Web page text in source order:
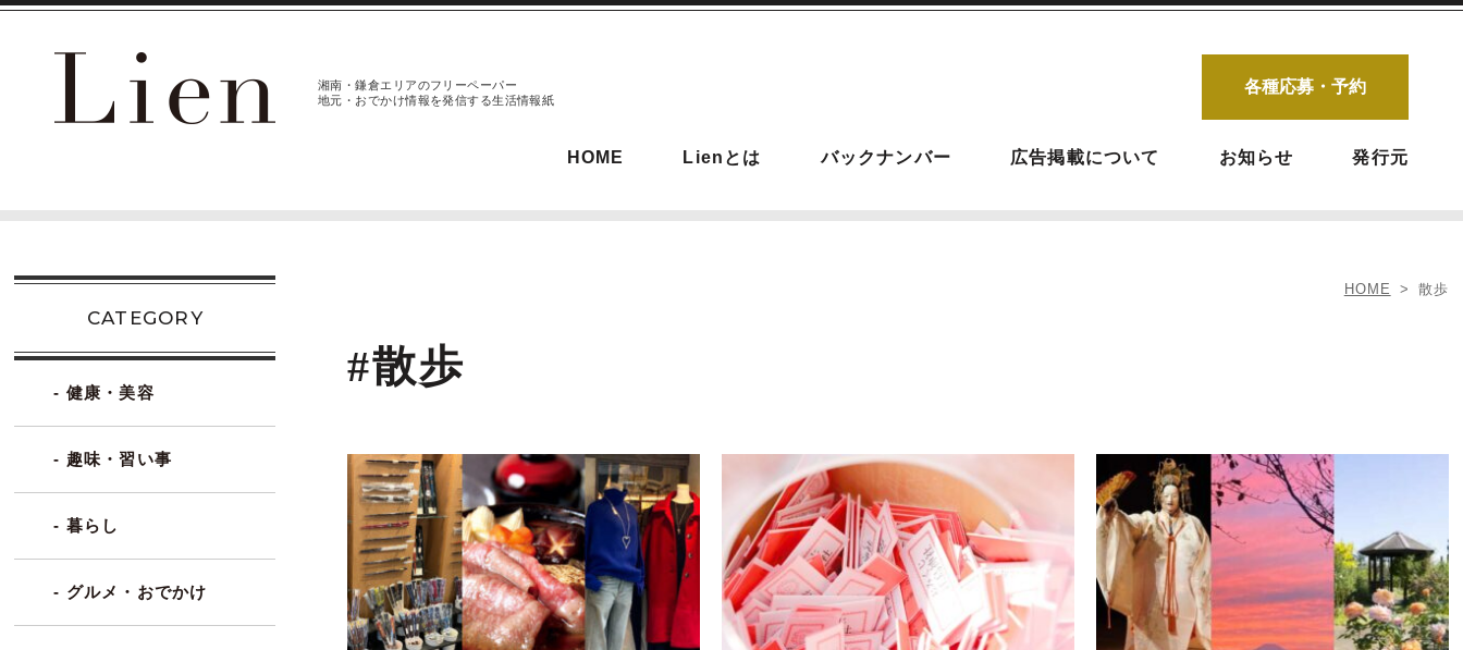
湘南・鎌倉エリアのフリーペーパー
地元・おでかけ情報を発信する生活情報紙
各種応募・予約
HOME Lienとは バックナンバー 広告掲載について お知らせ 発行元
CATEGORY
- 健康・美容
- 趣味・習い事
- 暮らし
- グルメ・おでかけ
HOME 散歩
#散歩